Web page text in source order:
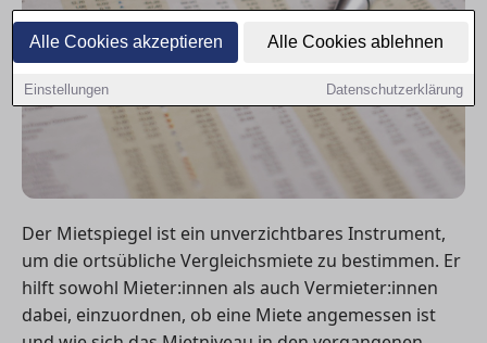
Alle Cookies akzeptieren Alle Cookies ablehnen
Einstellungen Datenschutzerklärung
Der Mietspiegel ist ein unverzichtbares Instrument,
um die ortsübliche Vergleichsmiete zu bestimmen. Er
hilft sowohl Mieter:innen als auch Vermieter:innen
dabei, einzuordnen, ob eine Miete angemessen ist